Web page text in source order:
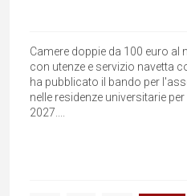
Camere doppie da 100 euro al
con utenze e servizio navetta
ha pubblicato il bando per
nelle residenze universitarie
2027....